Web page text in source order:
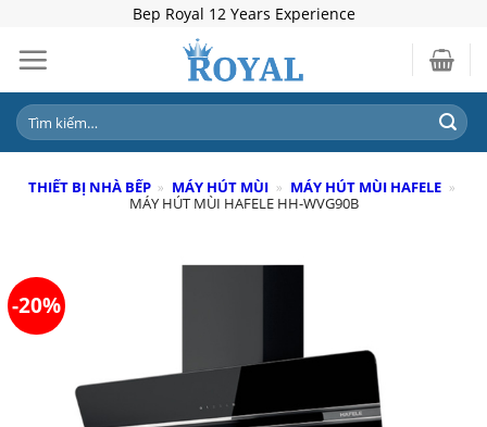
content
Bep Royal 12 Years Experience
Tìm
kiếm:
THIẾT BỊ NHÀ BẾP » MÁY HÚT MÙI » MÁY HÚT MÙI HAFELE »
MÁY HÚT MÙI HAFELE HH-WVG90B
-20%